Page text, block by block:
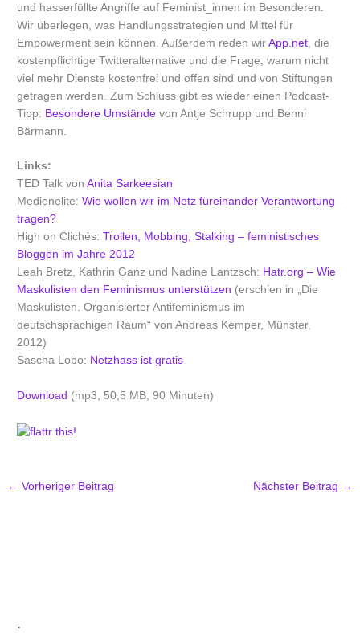
.
und hasserfüllte Angriffe auf Feminist_innen im Besonderen.
Wir überlegen, was Handlungsstrategien und Mittel für
Empowerment sein können. Außerdem reden wirApp.net , die
kostenpflichtige Twitteralternative und die Frage, warum nicht
viel mehr Dienste kostenfrei und offen sind und von Stiftungen
getragen werden. Zum Schluss gibt es wieder einen Podcast-
Tipp: Besondere Umstände von Antje Schrupp und Benni
Bärmann.
Links:
TED Talk vonAnita Sarkeesian
Medienelite:Wie wollen wir im Netz füreinander Verantwortung
tragen?
High on Clichés:Trollen, Mobbing, Stalking – feministisches
Bloggen im Jahre 2012
Leah Bretz, Kathrin Ganz und Nadine Lantzsch: Hatr.org – Wie
Maskulisten den Feminismus unterstützen (erschien in „Die
Maskulisten. Organisierter Antifeminismus im
deutschsprachigen Raum“ von Andreas Kemper, Münster,
2012)
Sascha Lobo: Netzhass ist gratis
Download (mp3, 50,5 MB, 90 Minuten)
← Vorheriger Beitrag Nächster Beitrag →